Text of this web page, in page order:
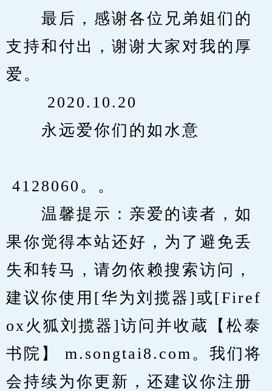
最后，感谢各位兄弟姐们的
支持和付出，谢谢大家对我的厚
爱。
2020.10.20
永远爱你们的如水意
4128060。。
温馨提示：亲爱的读者，如
果你觉得本站还好，为了避免丢
失和转马，请勿依赖搜索访问，
建议你使用[华为刘揽器]或[Firef
ox火狐刘揽器]访问并收蔵【松泰
书院】 m.songtai8.com。我们将
会持续为你更新，还建议你注册